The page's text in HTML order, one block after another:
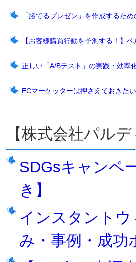
「勝てるプレゼン」を作成するた
【お客様購買行動を予測する！】
正しい「A/Bテスト」の実践・効率
ECマーケッターは押さえておきた
【株式会社パル
SDGsキャンペ
き】
インスタント
み・事例・成功